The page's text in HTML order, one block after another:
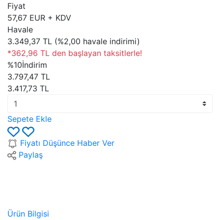
Fiyat
57,67 EUR + KDV
Havale
3.349,37 TL (%2,00 havale indirimi)
*362,96 TL den başlayan taksitlerle!
%10İndirim
3.797,47 TL
3.417,73 TL
Sepete Ekle
Fiyatı Düşünce Haber Ver
Paylaş
Ürün Bilgisi